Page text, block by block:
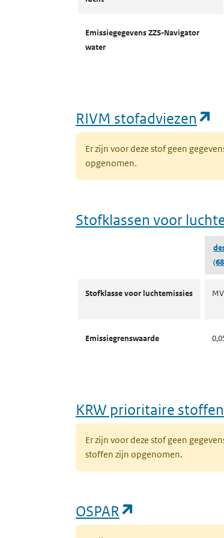
Emissiegegevens ZZS-Navigator
water
RIVM stofadviezen
Er zijn voor deze stof geen
opgenomen.
Stofklassen voor
Stofklasse voor luchtemissies
Emissiegrenswaarde
KRW prioritaire stoffen
Er zijn voor deze stof geen
stoffen zijn opgenomen.
OSPAR